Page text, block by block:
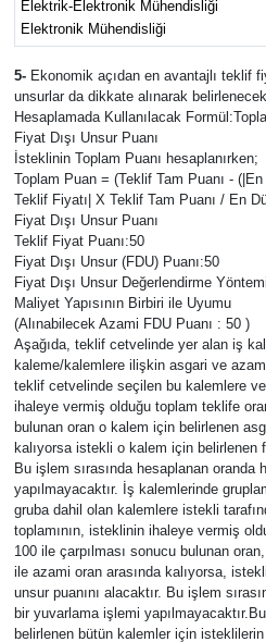
Elektrik-Elektronik Mühendisliği
Elektronik Mühendisliği
5-Ekonomik açıdan en avantajlı teklif
unsurlar da dikkate alınarak
Hesaplamada Kullanılacak
Fiyat Dışı Unsur Puanı
İsteklinin Toplam Puanı hesaplanırken;
Toplam Puan = (Teklif Tam Puanı -
Teklif Fiyatı| X Teklif Tam Puanı / En
Fiyat Dışı Unsur Puanı
Teklif Fiyat Puanı:50
Fiyat Dışı Unsur (FDU) Puanı:50
Fiyat Dışı Unsur Değerlendirme
Maliyet Yapısının Birbiri ile Uyumu
(Alınabilecek Azami FDU Puanı : 50 )
Aşağıda, teklif cetvelinde yer alan iş
kaleme/kalemlere ilişkin asgari ve
teklif cetvelinde seçilen bu kalemlere
ihaleye vermiş olduğu toplam teklife
bulunan oran o kalem için belirlenen
kalıyorsa istekli o kalem için belirlenen
Bu işlem sırasında hesaplanan oranda
yapılmayacaktır. İş kalemlerinde
gruba dahil olan kalemlere istekli
toplamının, isteklinin ihaleye vermiş
100 ile çarpılması sonucu bulunan
ile azami oran arasında kalıyorsa,
unsur puanını alacaktır. Bu işlem
bir yuvarlama işlemi
belirlenen bütün kalemler için